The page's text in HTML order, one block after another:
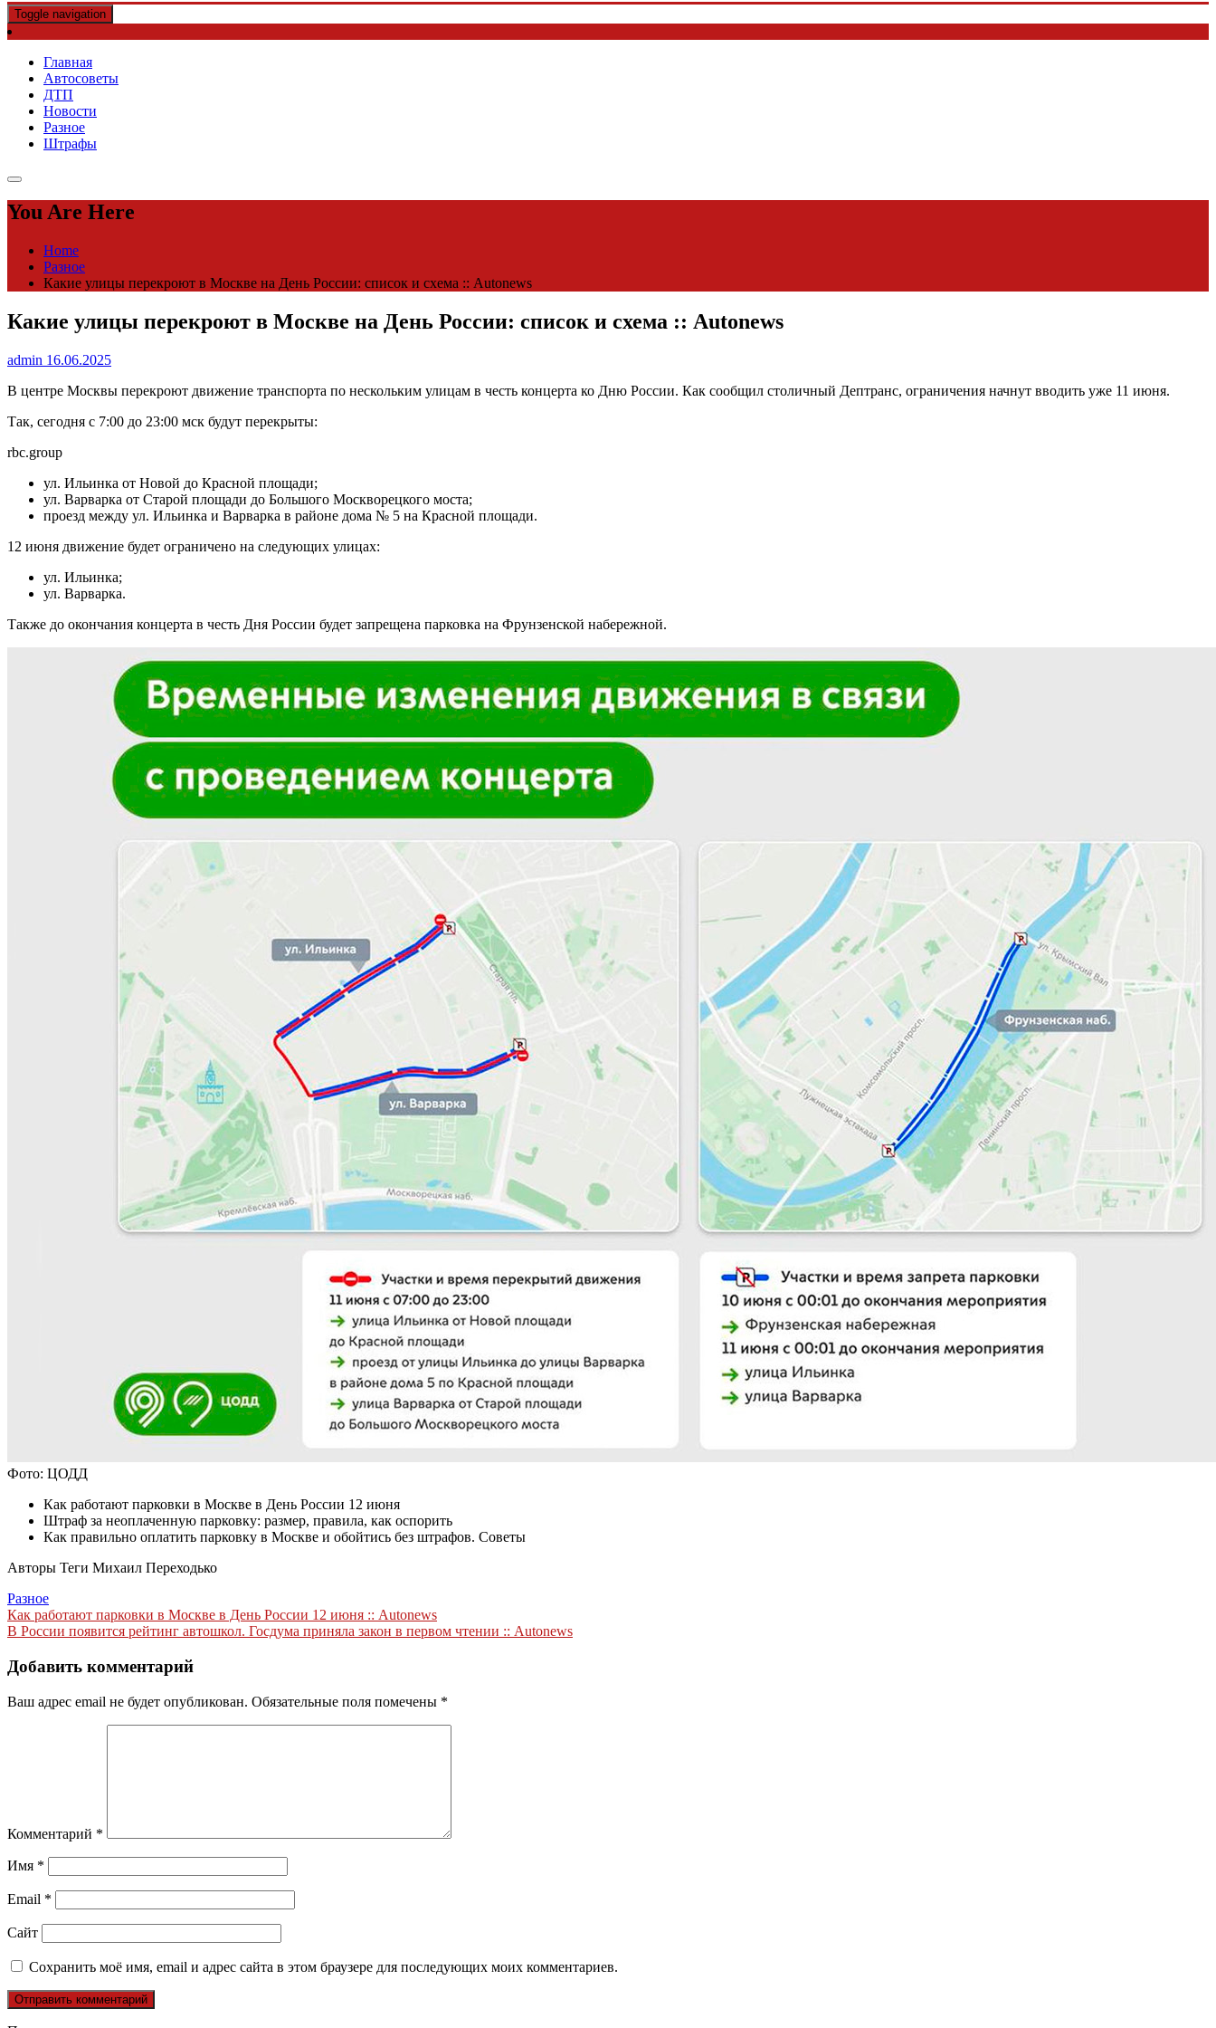
Toggle navigation
Главная
Автосоветы
ДТП
Новости
Разное
Штрафы
You Are Here
Home
Разное
Какие улицы перекроют в Москве на День России: список и схема :: Autonews
Какие улицы перекроют в Москве на День России: список и схема :: Autonews
admin 16.06.2025
В центре Москвы перекроют движение транспорта по нескольким улицам в честь концерта ко Дню России. Как сообщил столичный Дептранс, ограничения начнут вводить уже 11 июня.
Так, сегодня с 7:00 до 23:00 мск будут перекрыты:
rbc.group
ул. Ильинка от Новой до Красной площади;
ул. Варварка от Старой площади до Большого Москворецкого моста;
проезд между ул. Ильинка и Варварка в районе дома № 5 на Красной площади.
12 июня движение будет ограничено на следующих улицах:
ул. Ильинка;
ул. Варварка.
Также до окончания концерта в честь Дня России будет запрещена парковка на Фрунзенской набережной.
Фото: ЦОДД
Как работают парковки в Москве в День России 12 июня
Штраф за неоплаченную парковку: размер, правила, как оспорить
Как правильно оплатить парковку в Москве и обойтись без штрафов. Советы
Авторы Теги Михаил Переходько
Разное
Навигация
по
записям
Как работают парковки в Москве в День России 12 июня :: Autonews
В России появится рейтинг автошкол. Госдума приняла закон в первом чтении :: Autonews
Добавить комментарий
Ваш адрес email не будет опубликован. Обязательные поля помечены *
Комментарий *
Имя *
Email *
Сайт
Сохранить моё имя, email и адрес сайта в этом браузере для последующих моих комментариев.